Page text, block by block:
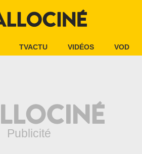
TVACTU VIDÉOS VOD